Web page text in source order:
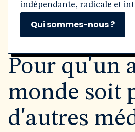
indépendante, radicale et
Qui sommes-nous ?
Pour qu'un
monde soit
d'autres